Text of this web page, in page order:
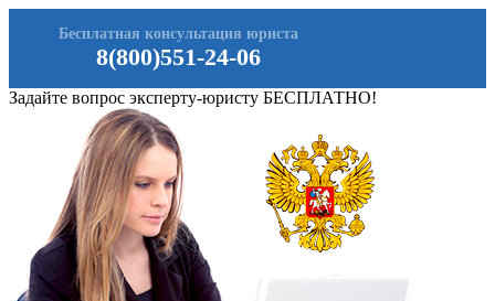
8(800)551-24-06
Бесплатная консультация юриста
Задайте вопрос эксперту-юристу БЕСПЛАТНО!